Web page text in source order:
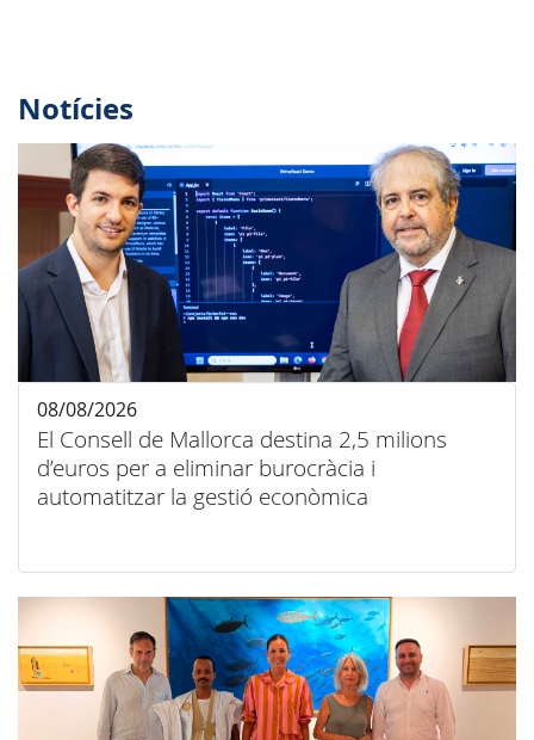
Notícies
El Consell de Mallorca destina 2,5 milions
d’euros per a eliminar burocràcia i
automatitzar la gestió econòmica
08/08/2026